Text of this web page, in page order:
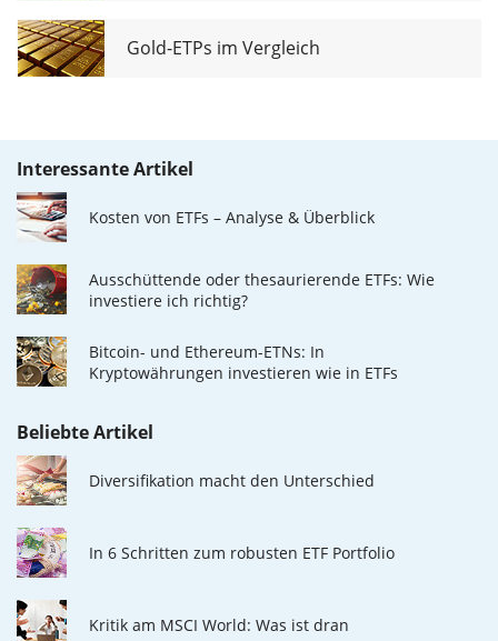
Gold-ETPs im Vergleich
Interessante Artikel
Kosten von ETFs – Analyse & Überblick
Ausschüttende oder thesaurierende ETFs: Wie
investiere ich richtig?
Bitcoin- und Ethereum-ETNs: In
Kryptowährungen investieren wie in ETFs
Beliebte Artikel
Diversifikation macht den Unterschied
In 6 Schritten zum robusten ETF Portfolio
Kritik am MSCI World: Was ist dran